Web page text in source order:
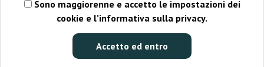
Sono maggiorenne e accetto le impostazioni dei
cookie e l’informativa sulla privacy.
Accetto ed entro